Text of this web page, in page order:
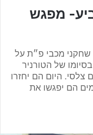
מפגש
שחקני מכבי פ״ת על
של הטורניר
צלסי. היום הם יחזרו
הם יפגשו את